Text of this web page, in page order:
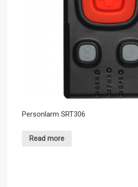
Personlarm SRT306
Read more